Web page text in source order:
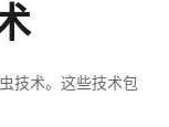
技术。这些技术包